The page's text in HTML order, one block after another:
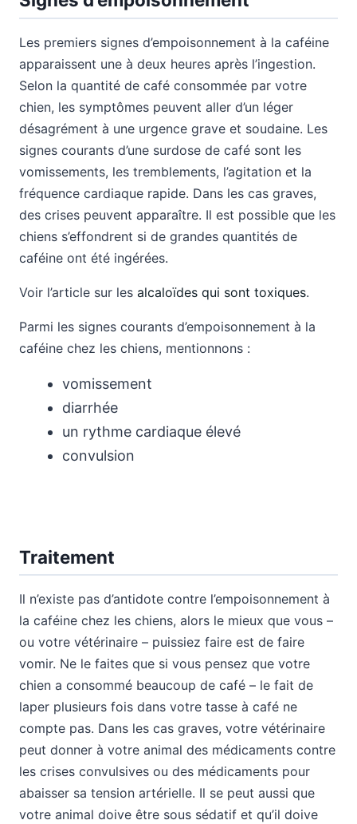
Les premiers signes d’empoisonnement à la caféine
apparaissent une à deux heures après l’ingestion.
Selon la quantité de café consommée par votre
chien, les symptômes peuvent aller d’un léger
désagrément à une urgence grave et soudaine. Les
signes courants d’une surdose de café sont les
vomissements, les tremblements, l’agitation et la
fréquence cardiaque rapide. Dans les cas graves,
des crises peuvent apparaître. Il est possible que les
chiens s’effondrent si de grandes quantités de
caféine ont été ingérées.
Voir l’article sur les alcaloïdes qui sont toxiques.
Parmi les signes courants d’empoisonnement à la
caféine chez les chiens, mentionnons :
vomissement
diarrhée
un rythme cardiaque élevé
convulsion
Traitement
Il n’existe pas d’antidote contre l’empoisonnement à
la caféine chez les chiens, alors le mieux que vous –
ou votre vétérinaire – puissiez faire est de faire
vomir. Ne le faites que si vous pensez que votre
chien a consommé beaucoup de café – le fait de
laper plusieurs fois dans votre tasse à café ne
compte pas. Dans les cas graves, votre vétérinaire
peut donner à votre animal des médicaments contre
les crises convulsives ou des médicaments pour
abaisser sa tension artérielle. Il se peut aussi que
votre animal doive être sous sédatif et qu’il doive